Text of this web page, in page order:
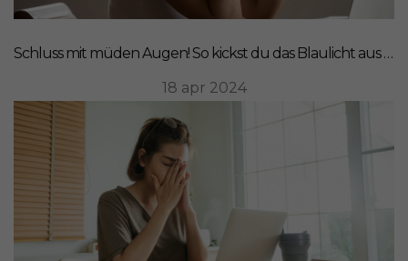
Schluss mit müden Augen! So kickst du das Blaulicht aus deinem Leben
18 apr 2024